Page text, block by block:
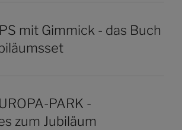
mit Gimmick - das Buch
PARK -
zum Jubiläum